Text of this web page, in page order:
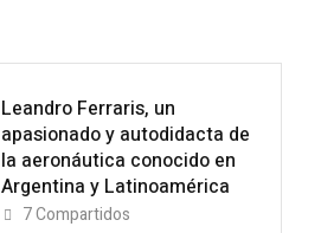
Leandro Ferraris, un
apasionado y autodidacta de
la aeronáutica conocido en
Argentina y Latinoamérica
7Compartidos